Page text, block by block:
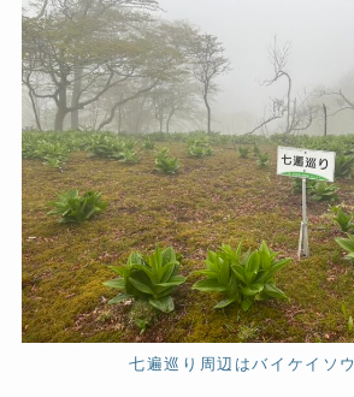
七遍巡り周辺はバイケイソ